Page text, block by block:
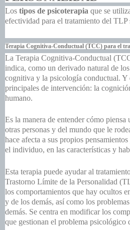
Los tipos de psicoterapia que se
efectividad para el tratamiento del TLP
Terapia Cognitiva-Conductual (TCC) para el
La Terapia Cognitiva-Conductual
indica, como un derivado natural de
cognitiva y la psicología conductual. Y
principales de intervención: la
humano.
Es la manera de entender cómo piensa
otras personas y del mundo que le
hace afecta a sus propios
el individuo, en las características y
Esta terapia puede ayudar al
Trastorno Límite de la Personalidad
los comportamientos que hay ocultos
y de los demás, así como los
demás. Se centra en modificar los
que gestionan el problema psicológico